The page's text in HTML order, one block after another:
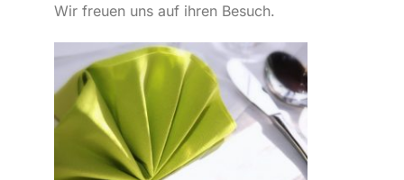
Wir freuen uns auf ihren Besuch.